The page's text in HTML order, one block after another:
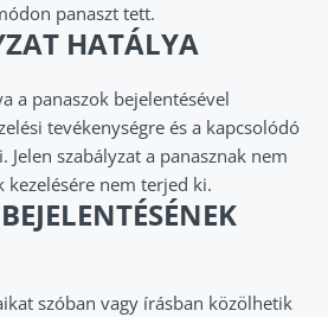
panaszt tett.
HATÁLYA
a panaszok bejelentésével
tevékenységre és a kapcsolódó
Jelen szabályzat a panasznak nem
nem terjed ki.
szóban vagy írásban közölhetik